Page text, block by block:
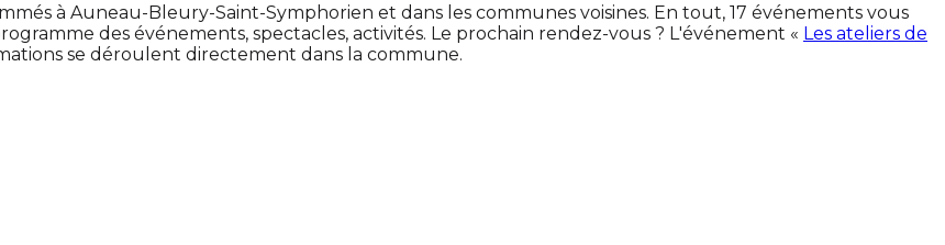
à Auneau-Bleury-Saint-Symphorien et dans les communes voisines. En tout, 17 événements vous
des événements, spectacles, activités. Le prochain rendez-vous ? L'événement « Les ateliers de
se déroulent directement dans la commune.